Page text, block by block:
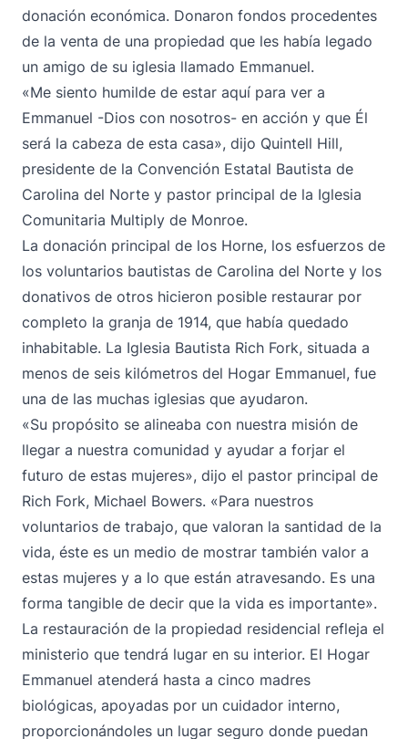
donación económica. Donaron fondos procedentes
de la venta de una propiedad que les había legado
un amigo de su iglesia llamado Emmanuel.
«Me siento humilde de estar aquí para ver a
Emmanuel -Dios con nosotros- en acción y que Él
será la cabeza de esta casa», dijo Quintell Hill,
presidente de la Convención Estatal Bautista de
Carolina del Norte y pastor principal de la Iglesia
Comunitaria Multiply de Monroe.
La donación principal de los Horne, los esfuerzos de
los voluntarios bautistas de Carolina del Norte y los
donativos de otros hicieron posible restaurar por
completo la granja de 1914, que había quedado
inhabitable. La Iglesia Bautista Rich Fork, situada a
menos de seis kilómetros del Hogar Emmanuel, fue
una de las muchas iglesias que ayudaron.
«Su propósito se alineaba con nuestra misión de
llegar a nuestra comunidad y ayudar a forjar el
futuro de estas mujeres», dijo el pastor principal de
Rich Fork, Michael Bowers. «Para nuestros
voluntarios de trabajo, que valoran la santidad de la
vida, éste es un medio de mostrar también valor a
estas mujeres y a lo que están atravesando. Es una
forma tangible de decir que la vida es importante».
La restauración de la propiedad residencial refleja el
ministerio que tendrá lugar en su interior. El Hogar
Emmanuel atenderá hasta a cinco madres
biológicas, apoyadas por un cuidador interno,
proporcionándoles un lugar seguro donde puedan